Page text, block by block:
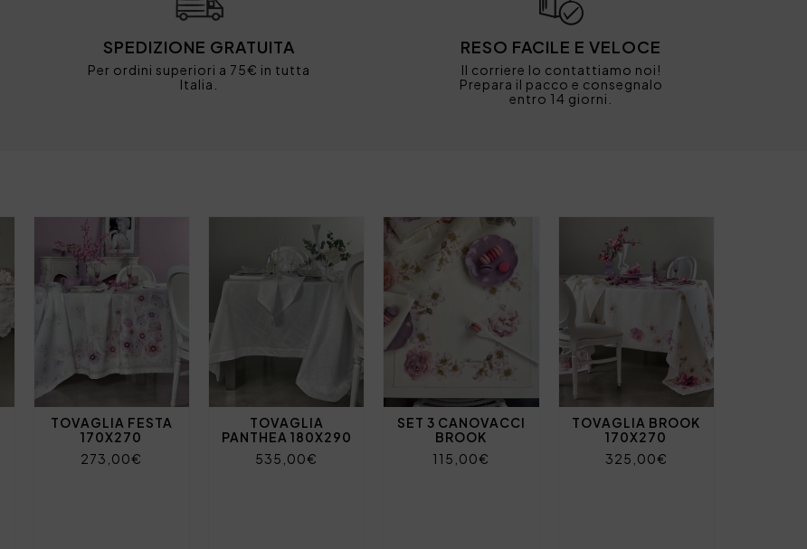
SPEDIZIONE GRATUITA
Per ordini superiori a 75€ in tutta
Italia.
RESO FACILE E VELOCE
Il corriere lo contattiamo noi!
Prepara il pacco e consegnalo
entro 14 giorni.
TOVAGLIA FESTA
170X270
273,00€
TOVAGLIA
PANTHEA 180X290
535,00€
SET 3 CANOVACCI
BROOK
115,00€
TOVAGLIA BROOK
170X270
325,00€